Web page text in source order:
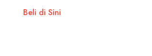
Beli di Sini